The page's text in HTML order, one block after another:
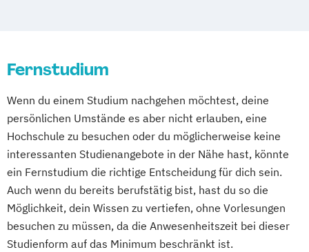
Betriebswirtschaftslehre und Customer
Betriebswirtschaftslehre und Führung
Betriebswirtschaftslehre – Office
Management
Business Administration (DE/EN)
Business Intelligence
Business Intelligence (DE/EN)
Cloud Computing
Coaching
Coaching und Supervision
Fernstudium
Wenn du einem Studium nachgehen möchtest, deine
persönlichen Umstände es aber nicht erlauben, eine
Hochschule zu besuchen oder du möglicherweise keine
interessanten Studienangebote in der Nähe hast, könnte
ein Fernstudium die richtige Entscheidung für dich sein.
Auch wenn du bereits berufstätig bist, hast du so die
Möglichkeit, dein Wissen zu vertiefen, ohne Vorlesungen
besuchen zu müssen, da die Anwesenheitszeit bei dieser
Studienform auf das Minimum beschränkt ist.